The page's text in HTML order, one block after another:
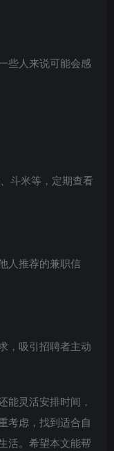
些人来说可能会感
斗米等，定期查看
人推荐的兼职信
，吸引招聘者主动
能灵活安排时间，
考虑，找到适合自
活。希望本文能帮